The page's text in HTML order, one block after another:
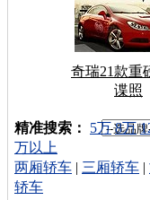
奇瑞21款重
谍照
车型搜索：
精准搜索： 5万 8万
万以上
两厢轿车 | 三厢轿车 |
轿车